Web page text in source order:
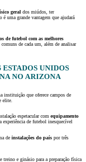
geral dos miúdos, ter
uma grande vantagem que ajudará
de futebol com as melhores
comuns de cada um, além de analisar
UNIDOS
NO ARIZONA
instituição que oferece campos de
elite.
espetacular com equipamento
experiência de futebol inesquecível
de instalações do país por três
treino e ginásio para a preparação física